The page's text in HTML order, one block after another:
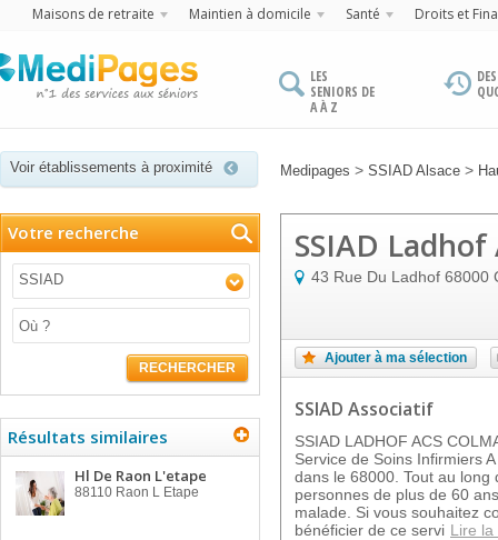
Maisons de retraite Maintien à domicile Santé Droits et
LES
SENIORS DE
A À Z
Voir établissements à proximité Medipages > SSIAD Alsace >
Votre recherche
SSIAD
RECHERCHER
Résultats similaires
Hl De Raon L'etape
88110 Raon L Etape
SSIAD
43 Rue Du Ladhof 68000
Ajouter à ma sélection
SSIAD Associatif
SSIAD LADHOF ACS
Service de Soins Infirmiers
dans le 68000. Tout au long
personnes de plus de 60
malade. Si vous souhaitez
bénéficier de ce servi Lire la